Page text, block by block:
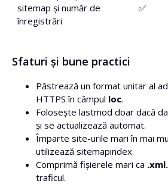
sitemap și număr de
înregistrări
✅
Sfaturi și bune practici
Păstrează un format unitar al
HTTPS în câmpul loc.
Folosește lastmod doar dacă
și se actualizează automat.
Împarte site-urile mari în mai
utilizează sitemapindex.
Comprimă fișierele mari ca
traficul.